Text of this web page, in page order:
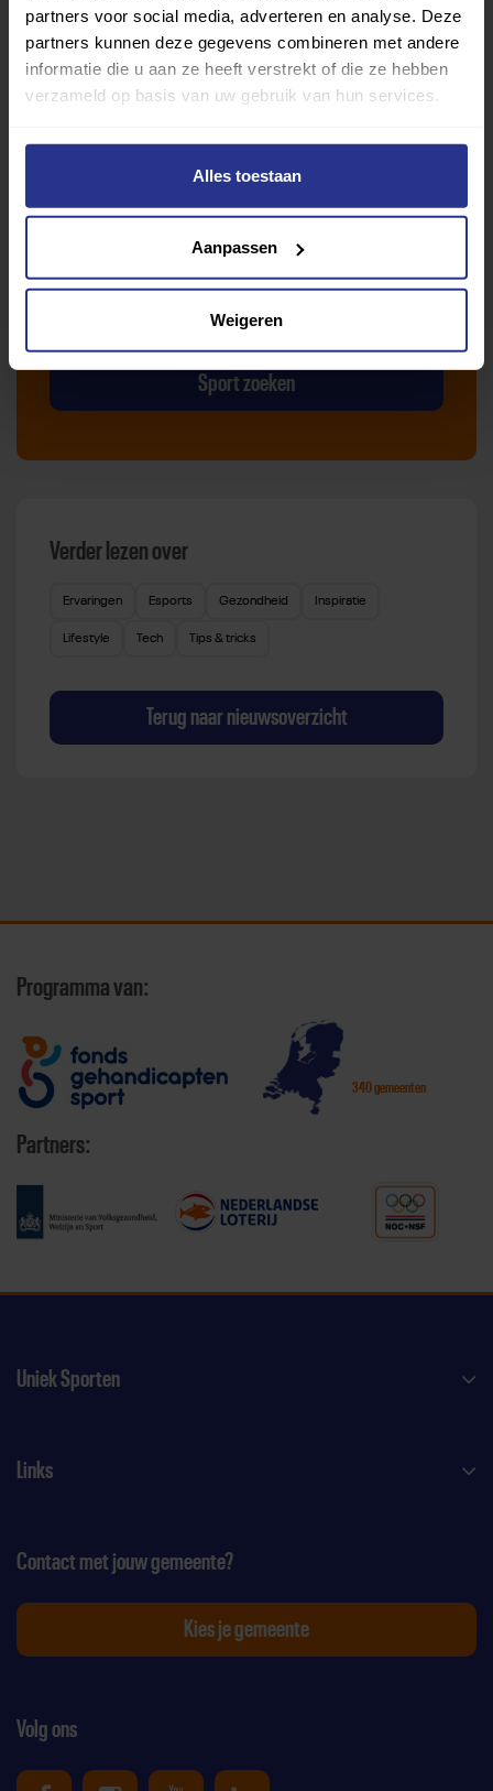
partners voor social media, adverteren en analyse. Deze
partners kunnen deze gegevens combineren met andere
informatie die u aan ze heeft verstrekt of die ze hebben
verzameld op basis van uw gebruik van hun services.
Alles toestaan
Aanpassen
Weigeren
Met meer dan 4250 sportclubs is er altijd een sport
Sport zoeken
Verder lezen over
Ervaringen Esports Gezondheid Inspiratie
Lifestyle Tech Tips & tricks
Terug naar nieuwsoverzicht
Programma van:
340 gemeenten
Partners:
Uniek Sporten
Links
Volg ons
Contact met jouw gemeente?
Kies je gemeente